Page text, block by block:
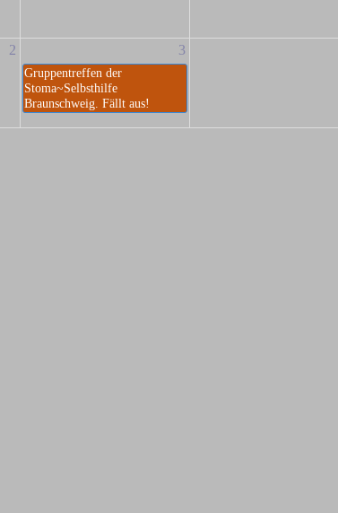
2 3
Gruppentreffen der
Stoma~Selbsthilfe
Braunschweig. Fällt aus!